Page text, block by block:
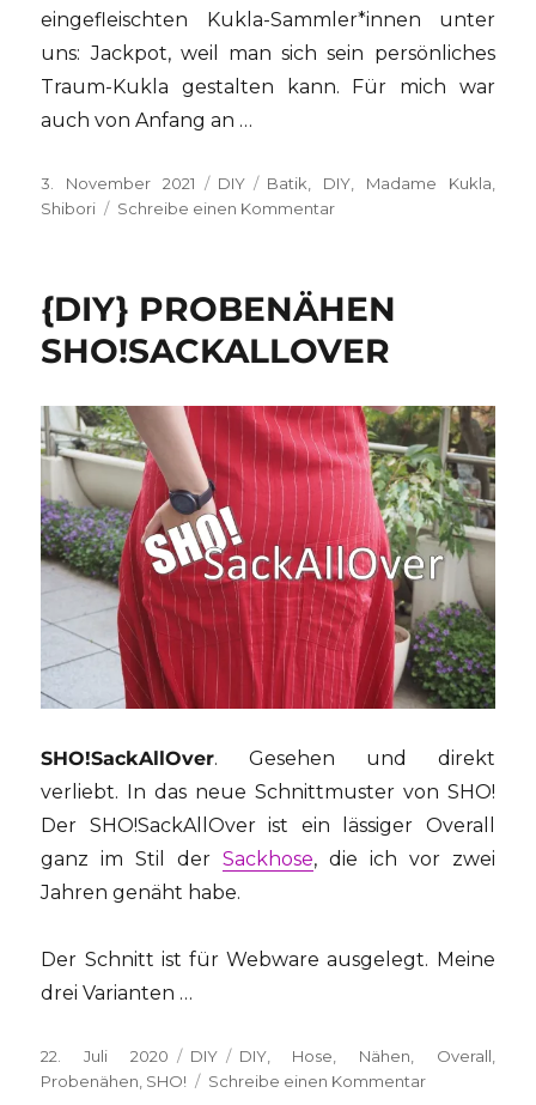
eingefleischten Kukla-Sammler*innen unter
uns: Jackpot, weil man sich sein persönliches
Traum-Kukla gestalten kann. Für mich war
auch von Anfang an …
Veröffentlicht
am
3. November 2021 Kategorien
DIY Schlagwörter
Batik DIY, Madame Kukla
Shibori
Schreibe einen Kommentarzu
Färbetechnik
Madame
{DIY} PROBENÄHEN
SHO!SACKALLOVER
SHO!SackAllOver. Gesehen und direkt
verliebt. In das neue Schnittmuster von SHO!
Der SHO!SackAllOver ist ein lässiger Overall
ganz im Stil der Sackhose, die ich vor zwei
Jahren genäht habe.
Der Schnitt ist für Webware ausgelegt. Meine
drei Varianten …
Veröffentlicht
am
22. Juli 2020 Kategorien
DIY Schlagwörter
DIY, Hose Nähen Overall
Probenähen SHO! Schreibe einen Kommentarzu